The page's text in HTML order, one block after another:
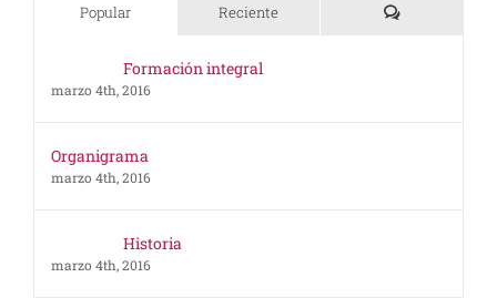
Popular Reciente Comentarios
Formación integral
marzo 4th, 2016
Organigrama
marzo 4th, 2016
Historia
marzo 4th, 2016